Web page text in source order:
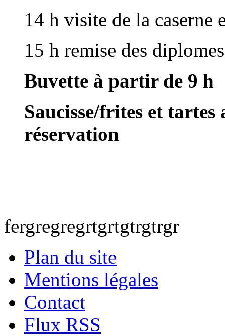
14 h visite de la caserne
15 h remise des
Buvette à partir de 9 h
Saucisse/frites et tartes
réservation
fergregregrtgrtgtrgtrgr
Plan du site
Mentions légales
Contact
Flux RSS